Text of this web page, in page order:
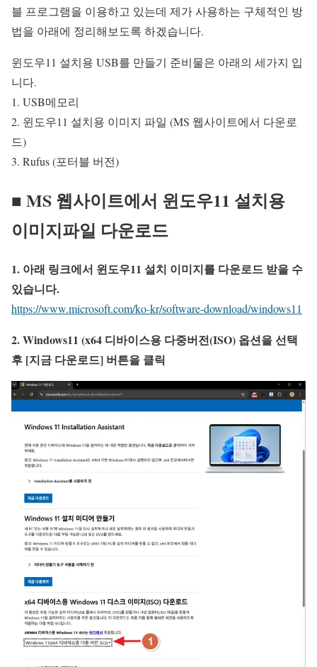
블 프로그램을 이용하고 있는데 제가 사용하는 구체적인 방
법을 아래에 정리해보도록 하겠습니다.
윈도우11 설치용 USB를 만들기 준비물은 아래의 세가지 입
니다.
1. USB메모리
2. 윈도우11 설치용 이미지 파일 (MS 웹사이트에서 다운로
드)
3. Rufus (포터블 버전)
■ MS 웹사이트에서 윈도우11 설치용
이미지파일 다운로드
1. 아래 링크에서 윈도우11 설치 이미지를 다운로드 받을 수
있습니다.
https://www.microsoft.com/ko-kr/software-download/windows11
2. Windows11 (x64 디바이스용 다중버전(ISO) 옵션을 선택
후 [지금 다운로드] 버튼을 클릭